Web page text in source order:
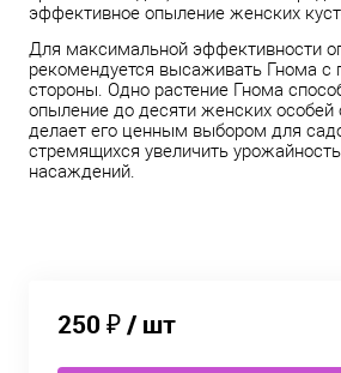
эффективное опыление женских
Для максимальной эффективности
рекомендуется высаживать Гнома с
стороны. Одно растение Гнома
опыление до десяти женских особей
делает его ценным выбором для
стремящихся увеличить
насаждений.
250 ₽/ шт